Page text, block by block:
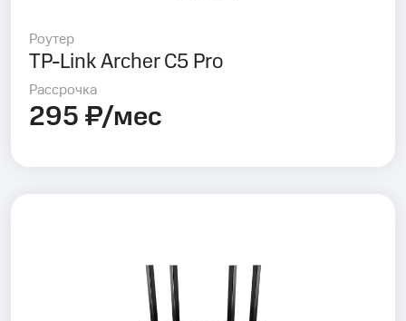
Роутер
TP-Link Archer C5 Pro
Рассрочка
295 ₽/мес